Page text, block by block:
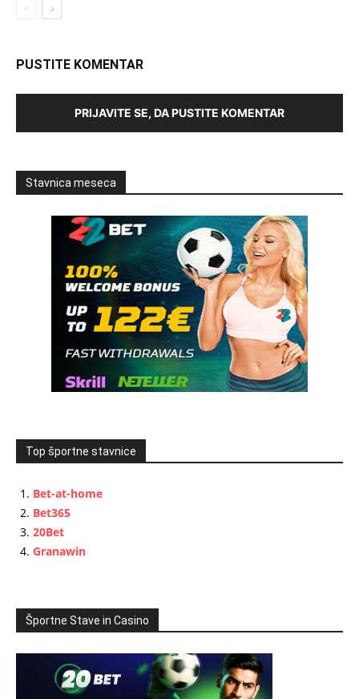
PUSTITE KOMENTAR
PRIJAVITE SE, DA PUSTITE KOMENTAR
Stavnica meseca
Top športne stavnice
Bet-at-home
Bet365
20Bet
Granawin
Športne Stave in Casino